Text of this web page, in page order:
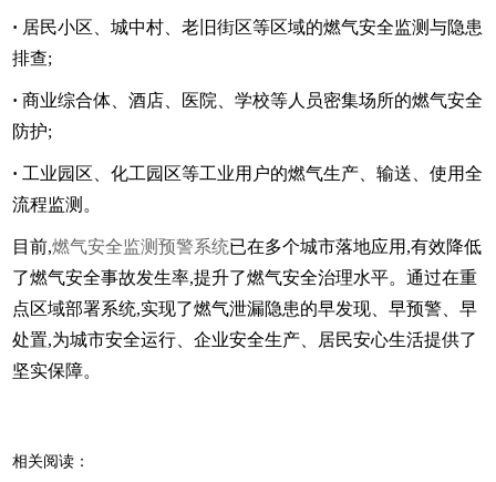
· 居民小区、城中村、老旧街区等区域的燃气安全监测与隐患
排查;
·商业综合体、酒店、医院、学校等人员密集场所的燃气安全
防护;
· 工业园区、化工园区等工业用户的燃气生产、输送、使用全
流程监测。
目前,燃气安全监测预警系统已在多个城市落地应用,有效降低
了燃气安全事故发生率,提升了燃气安全治理水平。通过在重
点区域部署系统,实现了燃气泄漏隐患的早发现、早预警、早
处置,为城市安全运行、企业安全生产、居民安心生活提供了
坚实保障。
相关阅读：